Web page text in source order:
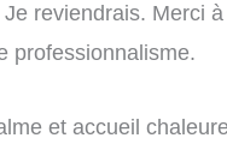
reviendrais. Merci
professionnalisme.
et accueil